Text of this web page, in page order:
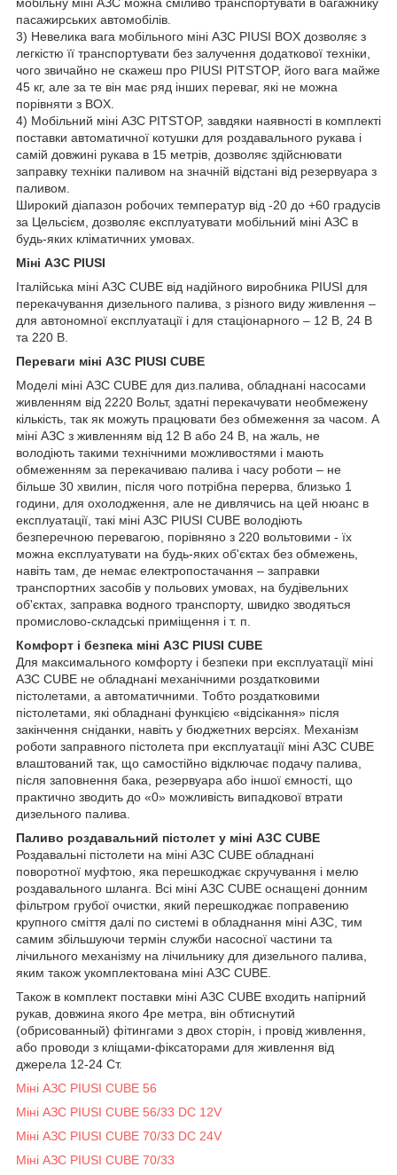
пасажирських автомобілів.
3) Невелика вага мобільного міні АЗС PIUSI BOX дозволяє з
легкістю її транспортувати без залучення додаткової техніки,
чого звичайно не скажеш про PIUSI PITSTOP, його вага майже
45 кг, але за те він має ряд інших переваг, які не можна
порівняти з BOX.
4) Мобільний міні АЗС PITSTOP, завдяки наявності в комплекті
поставки автоматичної котушки для роздавального рукава і
самій довжині рукава в 15 метрів, дозволяє здійснювати
заправку техніки паливом на значній відстані від резервуара з
паливом.
Широкий діапазон робочих температур від -20 до +60 градусів
за Цельсієм, дозволяє експлуатувати мобільний міні АЗС в
будь-яких кліматичних умовах.
Міні АЗС PIUSI
Італійська міні АЗС CUBE від надійного виробника PIUSI для
перекачування дизельного палива, з різного виду живлення –
для автономної експлуатації і для стаціонарного – 12 В, 24 В
та 220 В.
Переваги міні АЗС PIUSI CUBE
Моделі міні АЗС CUBE для диз.палива, обладнані насосами
живленням від 2220 Вольт, здатні перекачувати необмежену
кількість, так як можуть працювати без обмеження за часом. А
міні АЗС з живленням від 12 В або 24 В, на жаль, не
володіють такими технічними можливостями і мають
обмеженням за перекачиваю палива і часу роботи – не
більше 30 хвилин, після чого потрібна перерва, близько 1
години, для охолодження, але не дивлячись на цей нюанс в
експлуатації, такі міні АЗС PIUSI CUBE володіють
безперечною перевагою, порівняно з 220 вольтовими - їх
можна експлуатувати на будь-яких об'єктах без обмежень,
навіть там, де немає електропостачання – заправки
транспортних засобів у польових умовах, на будівельних
об'єктах, заправка водного транспорту, швидко зводяться
промислово-складські приміщення і т. п.
Комфорт і безпека міні АЗС PIUSI CUBE
Для максимального комфорту і безпеки при експлуатації міні
АЗС CUBE не обладнані механічними роздатковими
пістолетами, а автоматичними. Тобто роздатковими
пістолетами, які обладнані функцією «відсікання» після
закінчення сніданки, навіть у бюджетних версіях. Механізм
роботи заправного пістолета при експлуатації міні АЗС CUBE
влаштований так, що самостійно відключає подачу палива,
після заповнення бака, резервуара або іншої ємності, що
практично зводить до «0» можливість випадкової втрати
дизельного палива.
Паливо роздавальний пістолет у міні АЗС CUBE
Роздавальні пістолети на міні АЗС CUBE обладнані
поворотної муфтою, яка перешкоджає скручування і мелю
роздавального шланга. Всі міні АЗС CUBE оснащені донним
фільтром грубої очистки, який перешкоджає поправению
крупного сміття далі по системі в обладнання міні АЗС, тим
самим збільшуючи термін служби насосної частини та
лічильного механізму на лічильнику для дизельного палива,
яким також укомплектована міні АЗС CUBE.
Також в комплект поставки міні АЗС CUBE входить напірний
рукав, довжина якого 4ре метра, він обтиснутий
(обрисованный) фітингами з двох сторін, і провід живлення,
або проводи з кліщами-фіксаторами для живлення від
джерела 12-24 Ст.
Міні АЗС PIUSI CUBE 56
Міні АЗС PIUSI CUBE 56/33 DC 12V
Міні АЗС PIUSI CUBE 70/33 DC 24V
Міні АЗС PIUSI CUBE 70/33